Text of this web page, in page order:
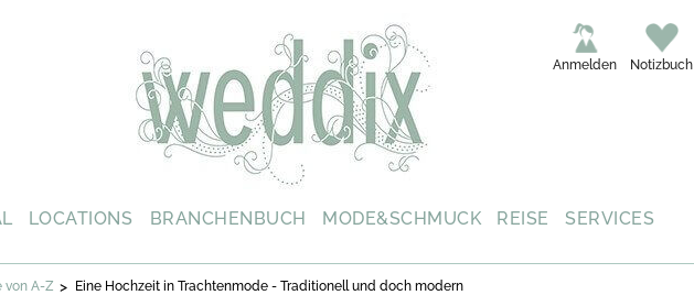
Notizbuch
Anmelden
LOCATIONS BRANCHENBUCH MODE&SCHMUCK REISE
SERVICES
von A-Z > Eine Hochzeit in Trachtenmode - Traditionell und doch modern